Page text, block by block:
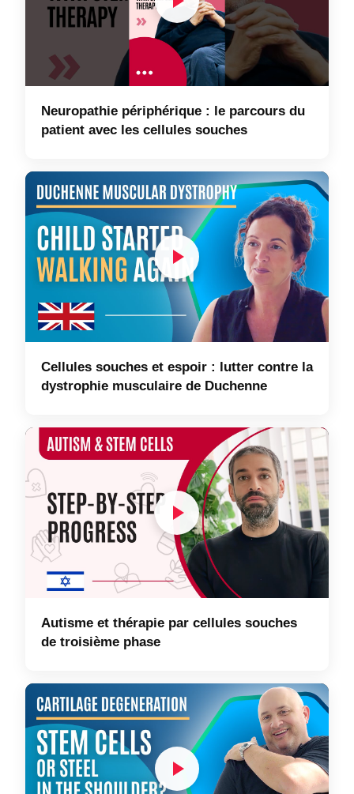
Neuropathie périphérique : le parcours du
patient avec les cellules souches
Cellules souches et espoir : lutter contre la
dystrophie musculaire de Duchenne
Autisme et thérapie par cellules souches
de troisième phase